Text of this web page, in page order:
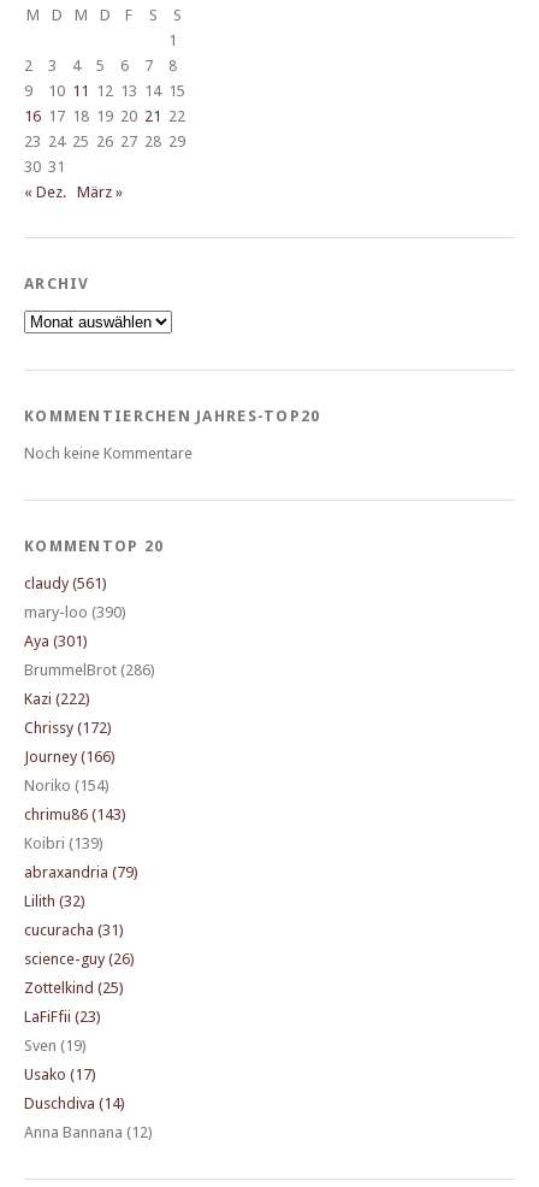
M D M D F S
S
1
2
3 4 5 6 7
8
9
10 11 12 13 14 15
16 17 18 19 20 21 22
23 24 25 26 27 28 29
30 31
« Dez. März »
ARCHIV
Archiv
KOMMENTIERCHEN JAHRES-TOP20
Noch keine Kommentare
KOMMENTOP 20
claudy (561)
mary-loo (390)
Aya (301)
BrummelBrot (286)
Kazi (222)
Chrissy (172)
Journey (166)
Noriko (154)
chrimu86 (143)
Koibri (139)
abraxandria (79)
Lilith (32)
cucuracha (31)
science-guy (26)
Zottelkind (25)
LaFiFfii (23)
Sven (19)
Usako (17)
Duschdiva (14)
Anna Bannana (12)